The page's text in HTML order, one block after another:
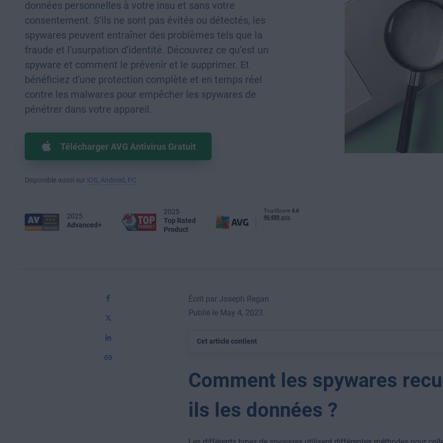
données personnelles à votre insu et sans votre
consentement. S’ils ne sont pas évités ou détectés, les
spywares peuvent entraîner des problèmes tels que la
fraude et l’usurpation d’identité. Découvrez ce qu’est un
spyware et comment le prévenir et le supprimer. Et
bénéficiez d’une protection complète et en temps réel
contre les malwares pour empêcher les spywares de
pénétrer dans votre appareil.
Télécharger AVG Antivirus Gratuit
Disponible aussi sur iOS Android PC
2025
Advanced+
2025
Top Rated
Product
Écrit par Joseph Regan
Publié le May 4, 2023
Cet article contient
Comment les spywares
ils les données ?